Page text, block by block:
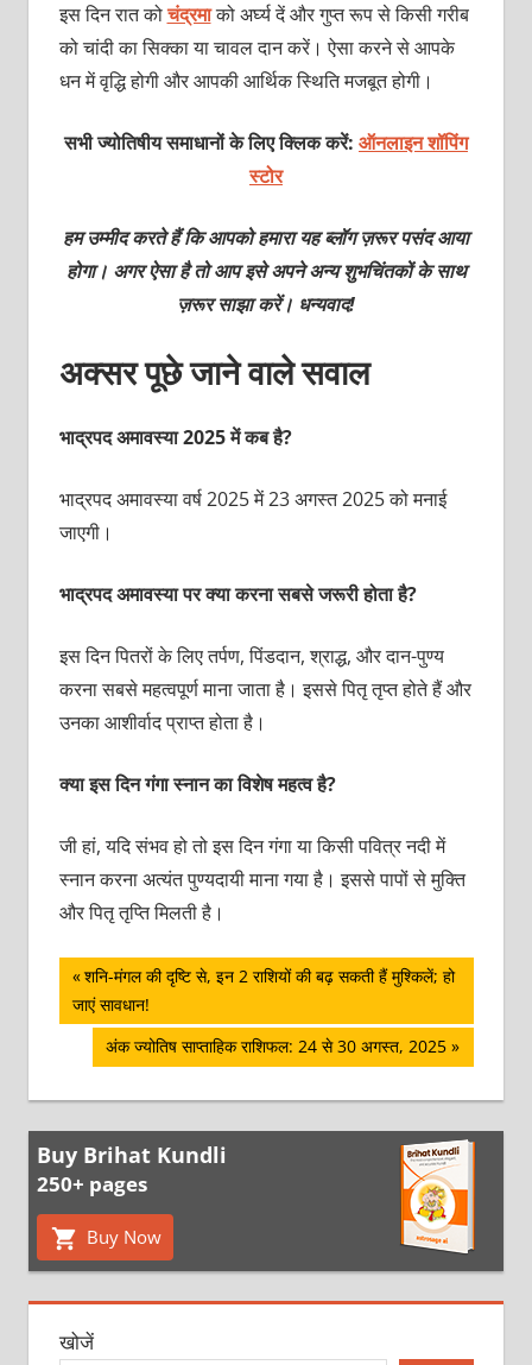
इस दिन रात कोचंद्रमाको अर्घ्य दें और गुप्त रूप से किसी गरीब
को चांदी का सिक्का या चावल दान करें। ऐसा करने से आपके
धन में वृद्धि होगी और आपकी आर्थिक स्थिति मजबूत होगी।
सभी ज्योतिषीय समाधानों के लिए क्लिक करें: ऑनलाइन शॉपिंग
स्टोर
हम उम्मीद करते हैं कि आपको हमारा यह ब्लॉग ज़रूर पसंद आया
होगा। अगर ऐसा है तो आप इसे अपने अन्य शुभचिंतकों के साथ
ज़रूर साझा करें। धन्यवाद!
अक्सर पूछे जाने वाले सवाल
भाद्रपद अमावस्या 2025 में कब है?
भाद्रपद अमावस्या वर्ष 2025 में 23 अगस्त 2025 को मनाई
जाएगी।
भाद्रपद अमावस्या पर क्या करना सबसे जरूरी होता है?
इस दिन पितरों के लिए तर्पण, पिंडदान, श्राद्ध, और दान-पुण्य
करना सबसे महत्वपूर्ण माना जाता है। इससे पितृ तृप्त होते हैं और
उनका आशीर्वाद प्राप्त होता है।
क्या इस दिन गंगा स्नान का विशेष महत्व है?
जी हां, यदि संभव हो तो इस दिन गंगा या किसी पवित्र नदी में
स्नान करना अत्यंत पुण्यदायी माना गया है। इससे पापों से मुक्ति
और पितृ तृप्ति मिलती है।
पोस्ट
नेविगेशन
Previous
Post:
शनि-मंगल की दृष्टि से, इन 2 राशियों की बढ़ सकती हैं मुश्किलें; हो
जाएं सावधान!
Next
Post:
अंक ज्योतिष साप्ताहिक राशिफल: 24 से 30 अगस्त, 2025
Buy Brihat Kundli
250+ pages
Buy Now
खोजें